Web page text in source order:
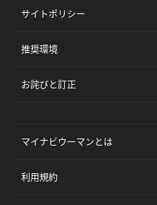
サイトポリシー
推奨環境
お詫びと訂正
マイナビウーマンとは
利用規約